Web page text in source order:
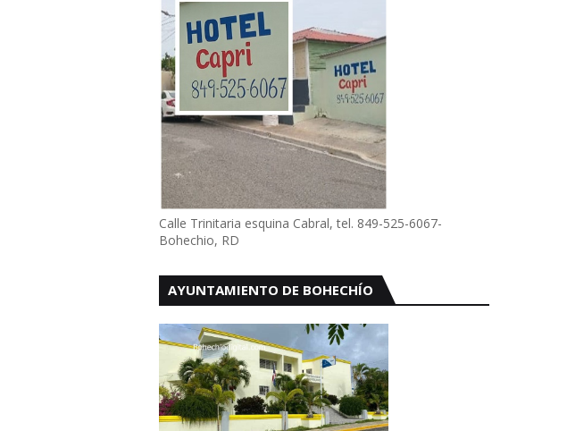
Calle Trinitaria esquina Cabral, tel. 849-525-6067-
Bohechio, RD
AYUNTAMIENTO DE BOHECHÍO